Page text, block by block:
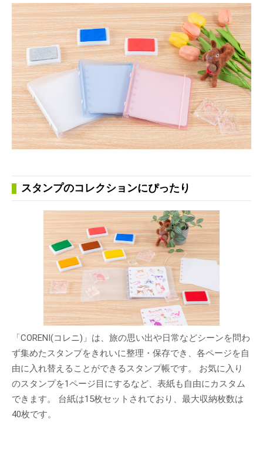
スタンプのコレクションにぴったり
「CORENI(コレニ)」は、旅の思い出や日常などシーンを問わ
ず集めたスタンプをきれいに整理・保存でき、各ページを自
由に入れ替えることができるスタンプ帳です。 お気に入り
のスタンプを1ページ目にするなど、表紙も自由にカスタム
できます。 台紙は15枚セットされており、最大収納枚数は
40枚です。